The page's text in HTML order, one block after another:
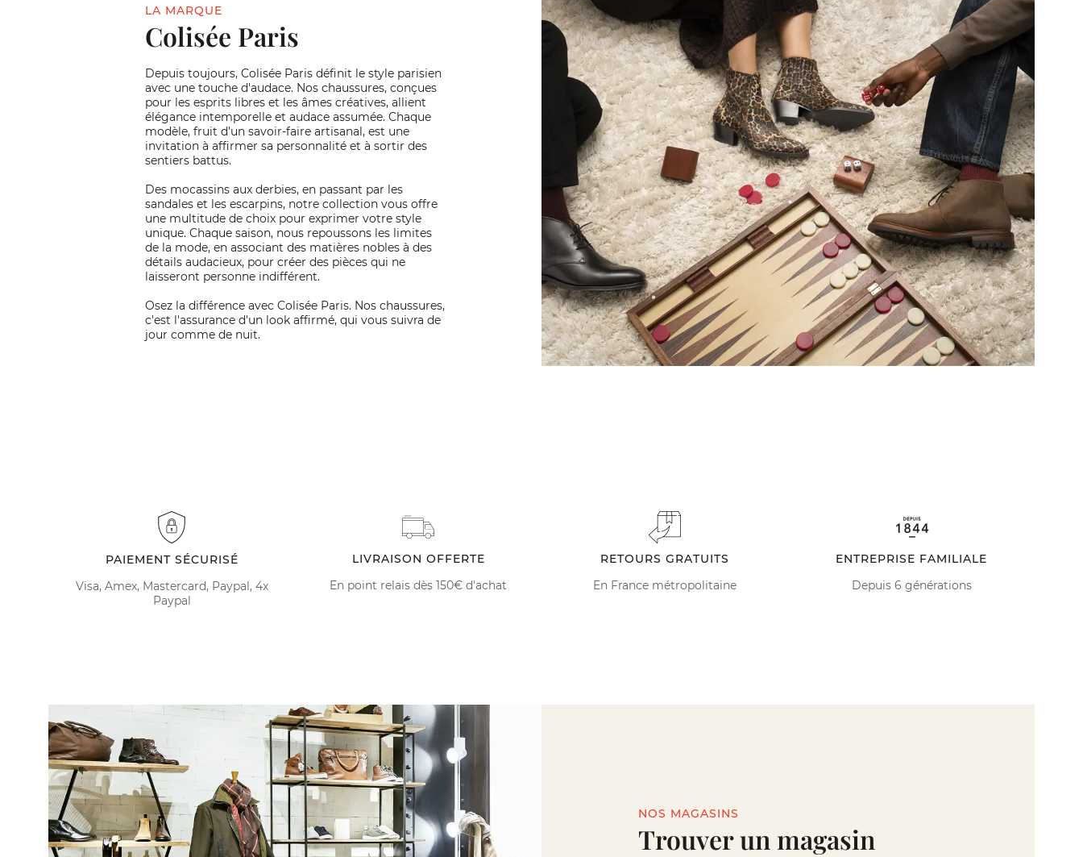
LA MARQUE
Colisée Paris
Depuis toujours, Colisée Paris définit le style parisien
avec une touche d'audace. Nos chaussures, conçues
pour les esprits libres et les âmes créatives, allient
élégance intemporelle et audace assumée. Chaque
modèle, fruit d'un savoir-faire artisanal, est une
invitation à affirmer sa personnalité et à sortir des
sentiers battus.
Des mocassins aux derbies, en passant par les
sandales et les escarpins, notre collection vous offre
une multitude de choix pour exprimer votre style
unique. Chaque saison, nous repoussons les limites
de la mode, en associant des matières nobles à des
détails audacieux, pour créer des pièces qui ne
laisseront personne indifférent.
Osez la différence avec Colisée Paris. Nos chaussures,
c'est l'assurance d'un look affirmé, qui vous suivra de
jour comme de nuit.
PAIEMENT SÉCURISÉ
Visa, Amex, Mastercard, Paypal, 4x
Paypal
LIVRAISON OFFERTE
En point relais dès 150€ d'achat
RETOURS GRATUITS
En France métropolitaine
ENTREPRISE FAMILIALE
Depuis 6 générations
NOS MAGASINS
Trouver un magasin